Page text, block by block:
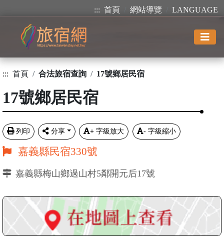
::: 首頁 網站導覽 LANGUAGE
::: 首頁 合法旅宿查詢 17號鄉居民宿
17號鄉居民宿
列印 分享 + 字級放大 - 字級縮小
嘉義縣民宿330號
嘉義縣梅山鄉過山村5鄰開元后17號